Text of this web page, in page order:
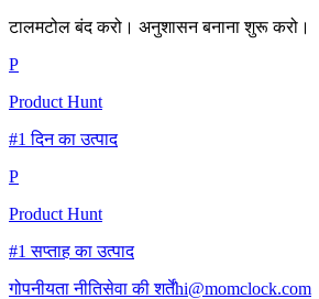
टालमटोल बंद करो। अनुशासन बनाना शुरू करो।
P
Product Hunt
#1 दिन का उत्पाद
P
Product Hunt
#1 सप्ताह का उत्पाद
गोपनीयता नीतिसेवा की शर्तेंhi@momclock.com